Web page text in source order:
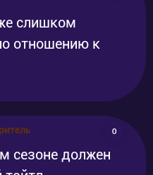
слишком
отношению к
0
сезоне должен